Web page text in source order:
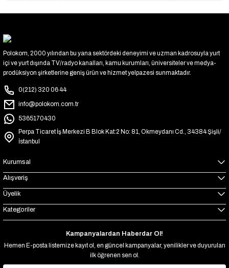
Polokom, 2000 yılından bu yana sektördeki deneyimi ve uzman kadrosuyla yurt
içi ve yurt dışında TV/radyo kanalları, kamu kurumları, üniversiteler ve medya-
prodüksiyon şirketlerine geniş ürün ve hizmet yelpazesi sunmaktadır.
0(212) 320 06 44
info@polokom.com.tr
5365170430
Perpa Ticaret İş Merkezi B Blok Kat:2 No: 81, Okmeydanı Cd., 34384 Şişli/
İstanbul
Kurumsal
Alışveriş
Üyelik
Kategoriler
Kampanyalardan Haberdar Ol!
Hemen E-posta listemize kayıt ol, en güncel kampanyalar, yenilikler ve duyuruları
ilk öğrenen sen ol.